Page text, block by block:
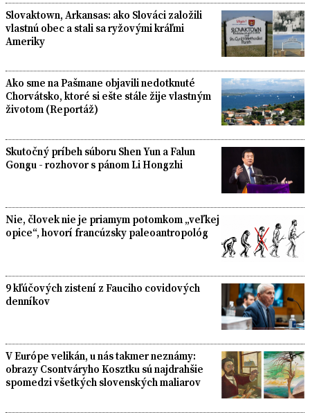
Slovaktown, Arkansas: ako Slováci založili
vlastnú obec a stali sa ryžovými kráľmi
Ameriky
Ako sme na Pašmane objavili nedotknuté
Chorvátsko, ktoré si ešte stále žije vlastným
životom (Reportáž)
Skutočný príbeh súboru Shen Yun a Falun
Gongu - rozhovor s pánom Li Hongzhi
Nie, človek nie je priamym potomkom „veľkej
opice“, hovorí francúzsky paleoantropológ
9 kľúčových zistení z Fauciho covidových
denníkov
V Európe velikán, u nás takmer neznámy:
obrazy Csontváryho Kosztku sú najdrahšie
spomedzi všetkých slovenských maliarov